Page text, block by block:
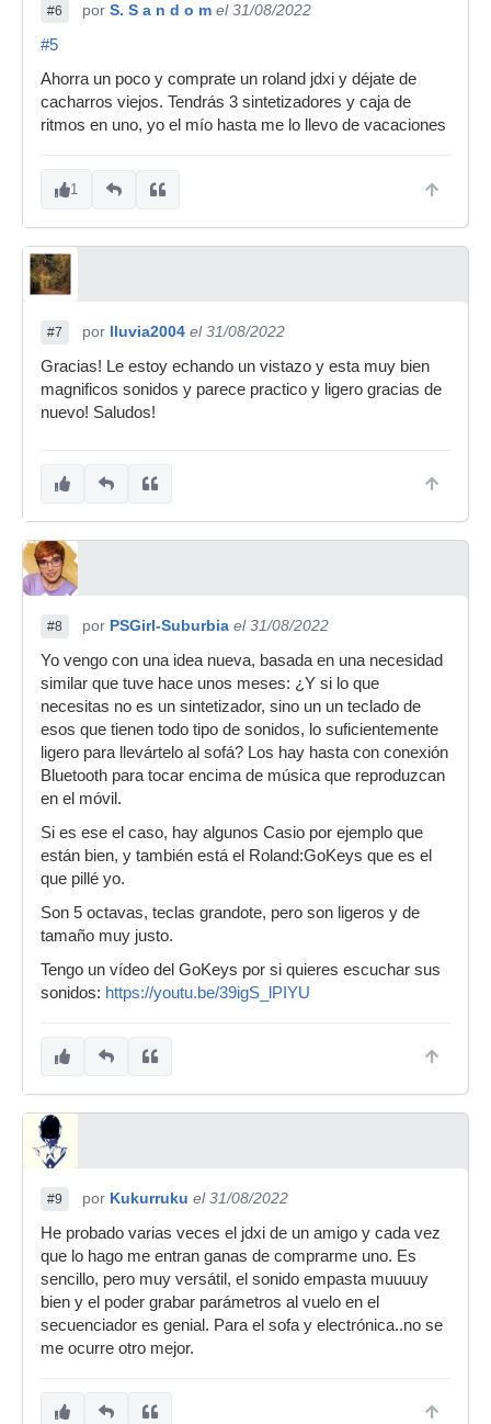
#6 por S. S a n d o m el 31/08/2022
#5
Ahorra un poco y comprate un roland jdxi y déjate de
cacharros viejos. Tendrás 3 sintetizadores y caja de
ritmos en uno, yo el mío hasta me lo llevo de vacaciones
1
#7 por lluvia2004 el 31/08/2022
Gracias! Le estoy echando un vistazo y esta muy bien
magnificos sonidos y parece practico y ligero gracias de
nuevo! Saludos!
#8 por PSGirl-Suburbia el 31/08/2022
Yo vengo con una idea nueva, basada en una necesidad
similar que tuve hace unos meses: ¿Y si lo que
necesitas no es un sintetizador, sino un un teclado de
esos que tienen todo tipo de sonidos, lo suficientemente
ligero para llevártelo al sofá? Los hay hasta con conexión
Bluetooth para tocar encima de música que reproduzcan
en el móvil.
Si es ese el caso, hay algunos Casio por ejemplo que
están bien, y también está el Roland:GoKeys que es el
que pillé yo.
Son 5 octavas, teclas grandote, pero son ligeros y de
tamaño muy justo.
Tengo un vídeo del GoKeys por si quieres escuchar sus
sonidos: https://youtu.be/39igS_lPIYU
#9 por Kukurruku el 31/08/2022
He probado varias veces el jdxi de un amigo y cada vez
que lo hago me entran ganas de comprarme uno. Es
sencillo, pero muy versátil, el sonido empasta muuuuy
bien y el poder grabar parámetros al vuelo en el
secuenciador es genial. Para el sofa y electrónica..no se
me ocurre otro mejor.